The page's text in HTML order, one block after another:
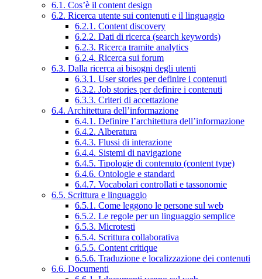
6.1. Cos’è il content design
6.2. Ricerca utente sui contenuti e il linguaggio
6.2.1. Content discovery
6.2.2. Dati di ricerca (search keywords)
6.2.3. Ricerca tramite analytics
6.2.4. Ricerca sui forum
6.3. Dalla ricerca ai bisogni degli utenti
6.3.1. User stories per definire i contenuti
6.3.2. Job stories per definire i contenuti
6.3.3. Criteri di accettazione
6.4. Architettura dell’informazione
6.4.1. Definire l’architettura dell’informazione
6.4.2. Alberatura
6.4.3. Flussi di interazione
6.4.4. Sistemi di navigazione
6.4.5. Tipologie di contenuto (content type)
6.4.6. Ontologie e standard
6.4.7. Vocabolari controllati e tassonomie
6.5. Scrittura e linguaggio
6.5.1. Come leggono le persone sul web
6.5.2. Le regole per un linguaggio semplice
6.5.3. Microtesti
6.5.4. Scrittura collaborativa
6.5.5. Content critique
6.5.6. Traduzione e localizzazione dei contenuti
6.6. Documenti